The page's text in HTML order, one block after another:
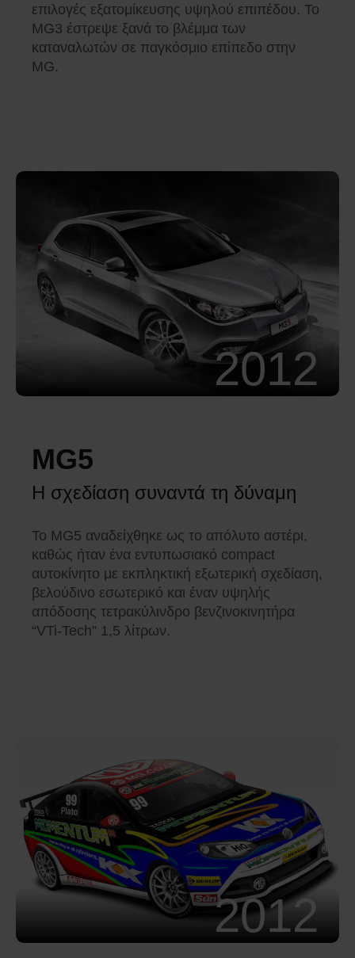
επιλογές εξατομίκευσης υψηλού επιπέδου. Το
MG3 έστρεψε ξανά το βλέμμα των
καταναλωτών σε παγκόσμιο επίπεδο στην
MG.
2012
MG5
Η σχεδίαση συναντά τη δύναμη
Το MG5 αναδείχθηκε ως το απόλυτο αστέρι,
καθώς ήταν ένα εντυπωσιακό compact
αυτοκίνητο με εκπληκτική εξωτερική σχεδίαση,
βελούδινο εσωτερικό και έναν υψηλής
απόδοσης τετρακύλινδρο βενζινοκινητήρα
“VTi-Tech” 1,5 λίτρων.
2012